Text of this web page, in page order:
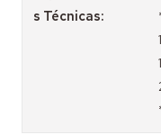
s Técnicas: